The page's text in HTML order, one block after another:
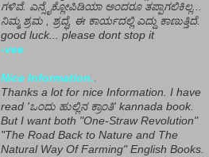
ಗಳಿವೆ. ಎನ್ಸೈಕ್ಲೋಪಿಡಿಯಾ ಅಂದರೂ ತಪ್ಪಾಗಲಿಕಿಲ್ಲ...
ನಿಮ್ಮ ಶ್ರಮ , ಶ್ರದ್ಧೆ, ಈ ಕಾರ್ಯದಲ್ಲಿ ಎದ್ದು ಕಾಣುತ್ತಿದೆ.
good luck... please dont stop it
-vee
Nice Information..
Thanks a lot for nice Information. I have
read 'ಒಂದು ಹುಲ್ಲಿನ ಕ್ರಾಂತಿ' kannada book.
But I want both "One-Straw Revolution"
"The Road Back to Nature and The
Natural Way Of Farming" English Books.